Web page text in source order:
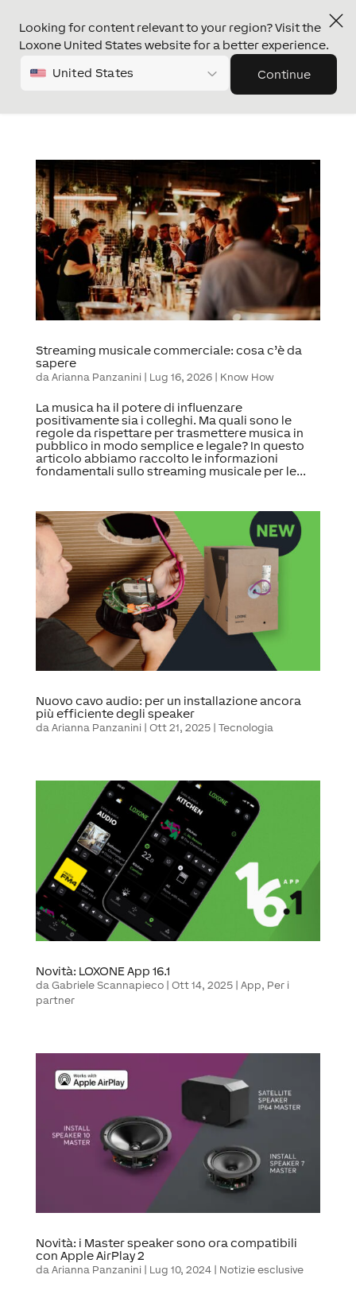
Looking for content relevant to your region? Visit the
Loxone United States website for a better experience.
United States Continue
Streaming musicale commerciale: cosa c’è da
sapere
da Arianna Panzanini| Lug 16, 2026| Know How
La musica ha il potere di influenzare
positivamente sia i colleghi. Ma quali sono le
regole da rispettare per trasmettere musica in
pubblico in modo semplice e legale? In questo
articolo abbiamo raccolto le informazioni
fondamentali sullo streaming musicale per le...
Nuovo cavo audio: per un installazione ancora
più efficiente degli speaker
da Arianna Panzanini| Ott 21, 2025| Tecnologia
Novità: LOXONE App 16.1
da Gabriele Scannapieco| Ott 14, 2025| App, Per i
partner
Novità: i Master speaker sono ora compatibili
con Apple AirPlay 2
da Arianna Panzanini| Lug 10, 2024| Notizie esclusive